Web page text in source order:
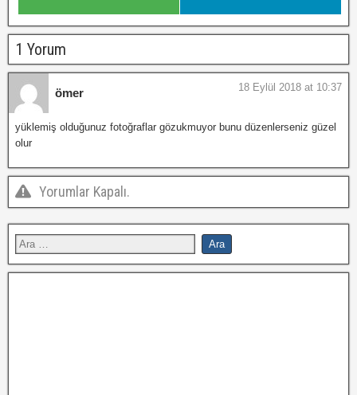
1 Yorum
ömer 18 Eylül 2018 at 10:37
yüklemiş olduğunuz fotoğraflar gözukmuyor bunu düzenlerseniz güzel
olur
Yorumlar Kapalı.